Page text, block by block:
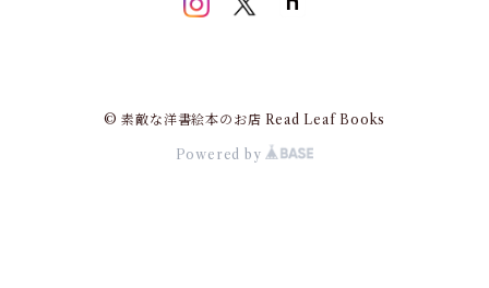
© 素敵な洋書絵本のお店 Read Leaf Books
Powered by